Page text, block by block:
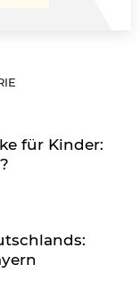
für Kinder: